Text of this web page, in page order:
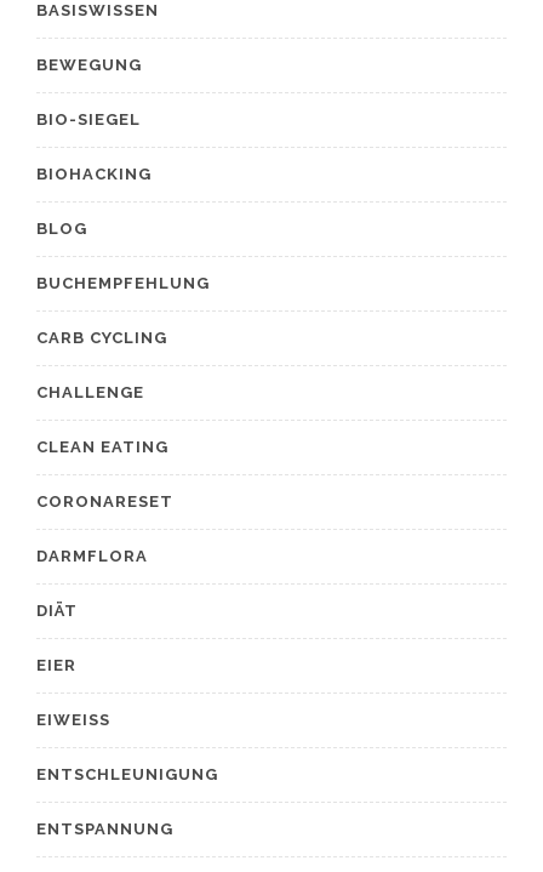
BASISWISSEN
BEWEGUNG
BIO-SIEGEL
BIOHACKING
BLOG
BUCHEMPFEHLUNG
CARB CYCLING
CHALLENGE
CLEAN EATING
CORONARESET
DARMFLORA
DIÄT
EIER
EIWEISS
ENTSCHLEUNIGUNG
ENTSPANNUNG